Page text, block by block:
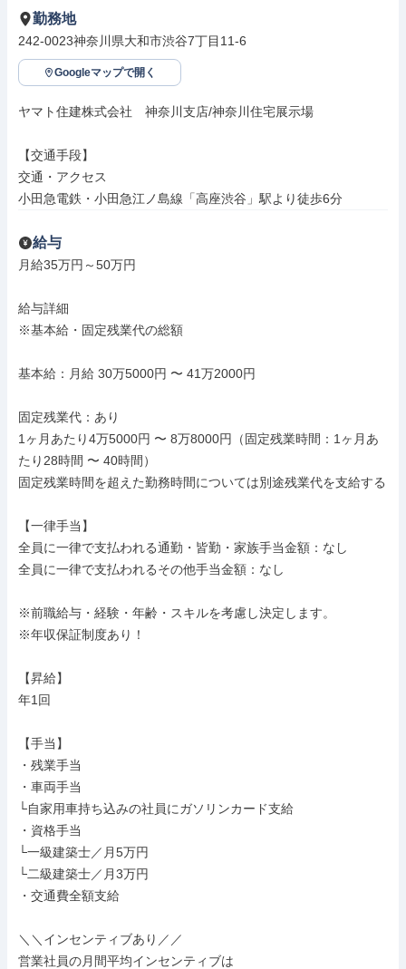
勤務地
242-0023神奈川県大和市渋谷7丁目11-6
Googleマップで開く
ヤマト住建株式会社　神奈川支店/神奈川住宅展示場
【交通手段】
交通・アクセス
小田急電鉄・小田急江ノ島線「高座渋谷」駅より徒歩6分
給与
月給35万円～50万円
給与詳細
※基本給・固定残業代の総額
基本給：月給 30万5000円 〜 41万2000円
固定残業代：あり
1ヶ月あたり4万5000円 〜 8万8000円（固定残業時間：1ヶ月あ
たり28時間 〜 40時間）
固定残業時間を超えた勤務時間については別途残業代を支給する
【一律手当】
全員に一律で支払われる通勤・皆勤・家族手当金額：なし
全員に一律で支払われるその他手当金額：なし
※前職給与・経験・年齢・スキルを考慮し決定します。
※年収保証制度あり！
【昇給】
年1回
【手当】
・残業手当
・車両手当
└自家用車持ち込みの社員にガソリンカード支給
・資格手当
└一級建築士／月5万円
└二級建築士／月3万円
・交通費全額支給
＼＼インセンティブあり／／
営業社員の月間平均インセンティブは